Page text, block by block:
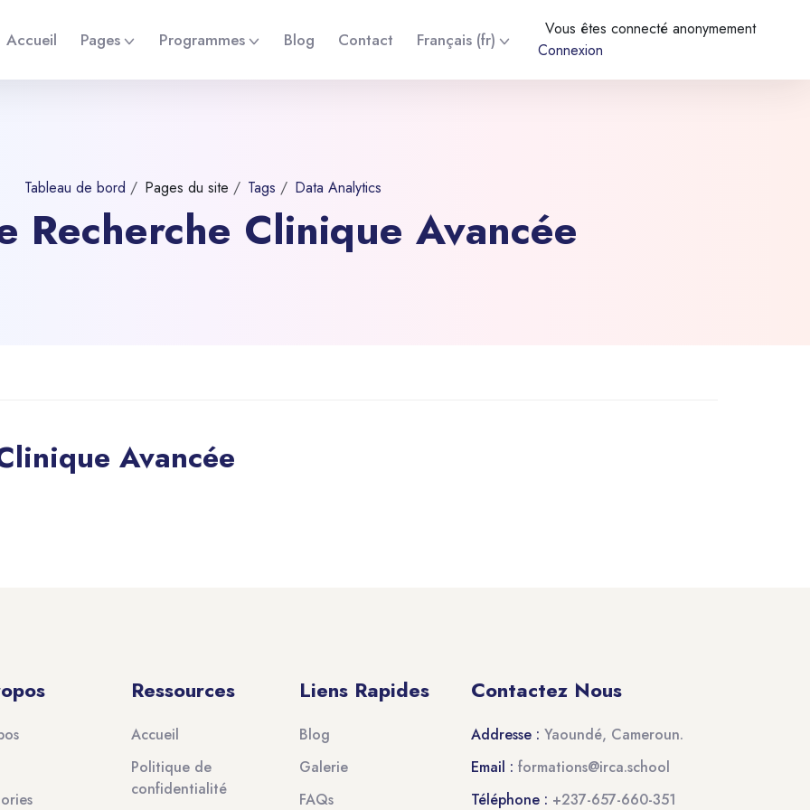
Accueil Pages Programmes Blog Contact Français ‎(fr)‎
Vous êtes connecté anonymement
Connexion
Tableau de bord Pages du site Tags Data Analytics
Recherche Clinique Avancée
Avancée
Ressources
Accueil
Politique de
confidentialité
Liens Rapides
Blog
Galerie
FAQs
Contactez Nous
Addresse : Yaoundé, Cameroun.
Email : formations@irca.school
Téléphone : +237-657-660-351